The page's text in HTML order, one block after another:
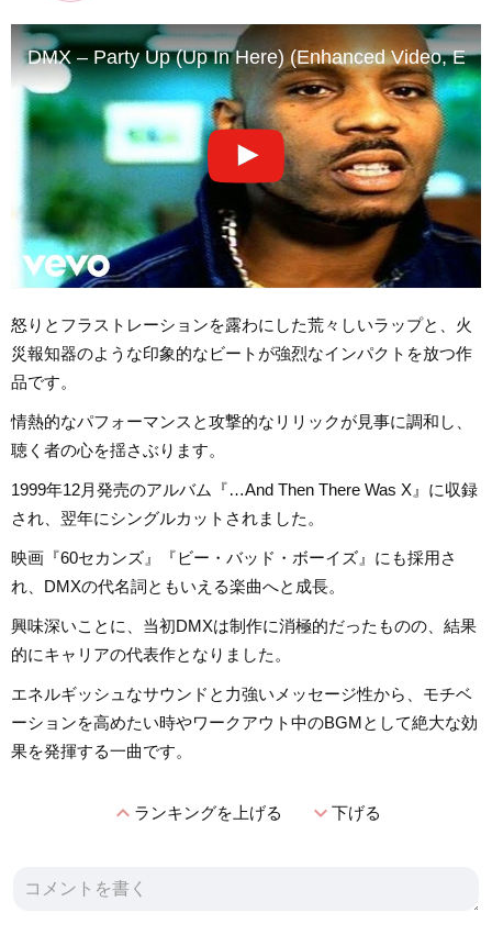
DMX – Party Up (Up In Here) (Enhanced Video,
怒りとフラストレーションを露わにした荒々しいラップと、火
災報知器のような印象的なビートが強烈なインパクトを放つ作
品です。
情熱的なパフォーマンスと攻撃的なリリックが見事に調和し、
聴く者の心を揺さぶります。
1999年12月発売のアルバム『…And Then There Was X』に収録
され、翌年にシングルカットされました。
映画『60セカンズ』『ビー・バッド・ボーイズ』にも採用さ
れ、DMXの代名詞ともいえる楽曲へと成長。
興味深いことに、当初DMXは制作に消極的だったものの、結果
的にキャリアの代表作となりました。
エネルギッシュなサウンドと力強いメッセージ性から、モチベ
ーションを高めたい時やワークアウト中のBGMとして絶大な効
果を発揮する一曲です。
expand_lessランキングを上げる expand_more下げる